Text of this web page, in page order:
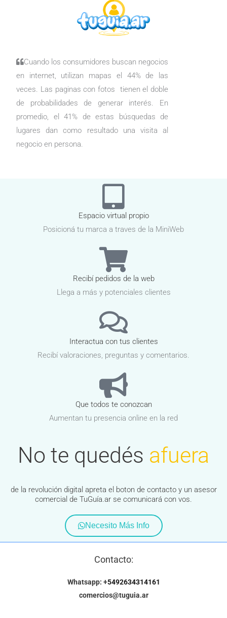
Cuando los consumidores buscan negocios
en internet, utilizan mapas el 44% de las
veces. Las paginas con fotos tienen el doble
de probabilidades de generar interés. En
promedio, el 41% de estas búsquedas de
lugares dan como resultado una visita al
negocio en persona.
Espacio virtual propio
Posicioná tu marca a traves de la MiniWeb
Recibí pedidos de la web
Llega a más y potenciales clientes
Interactua con tus clientes
Recibí valoraciones, preguntas y comentarios.
Que todos te conozcan
Aumentan tu presencia online en la red
No te quedés afuera
de la revolución digital apreta el boton de contacto y un asesor
comercial de TuGuía.ar se comunicará con vos.
Necesito Más Info
Contacto:
Whatsapp: +5492634314161
comercios@tuguia.ar